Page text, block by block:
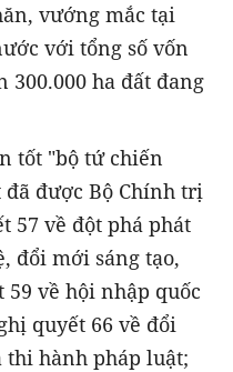
vướng mắc tại
với tổng số vốn
300.000 ha đất đang
tốt "bộ tứ chiến
được Bộ Chính trị
57 về đột phá phát
đổi mới sáng tạo,
về hội nhập quốc
quyết 66 về đổi
thi hành pháp luật;